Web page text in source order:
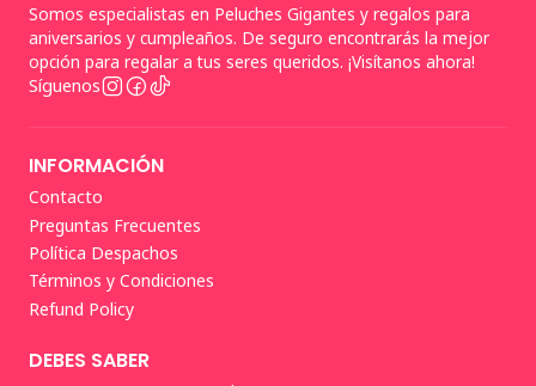
Somos especialistas en Peluches Gigantes y regalos para
aniversarios y cumpleaños. De seguro encontrarás la mejor
opción para regalar a tus seres queridos. ¡Visítanos ahora!
Síguenos
INFORMACIÓN
Contacto
Preguntas Frecuentes
Política Despachos
Términos y Condiciones
Refund Policy
DEBES SABER